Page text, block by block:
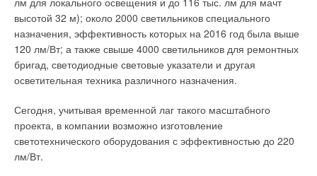
высотой 32 м); около 2000 светильников специального
назначения, эффективность которых на 2016 год была выше
120 лм/Вт; а также свыше 4000 светильников для ремонтных
бригад, светодиодные световые указатели и другая
осветительная техника различного назначения.
Сегодня, учитывая временной лаг такого масштабного
проекта, в компании возможно изготовление
светотехнического оборудования с эффективностью до 220
лм/Вт.